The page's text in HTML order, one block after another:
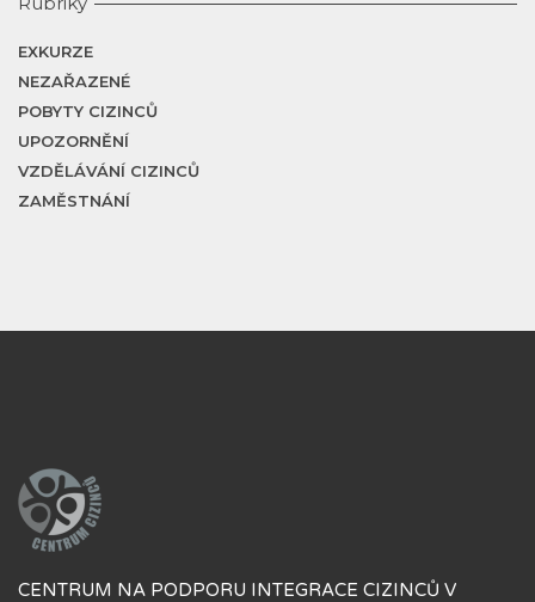
EXKURZE
NEZAŘAZENÉ
POBYTY CIZINCŮ
UPOZORNĚNÍ
VZDĚLÁVÁNÍ CIZINCŮ
ZAMĚSTNÁNÍ
CENTRUM NA PODPORU INTEGRACE CIZINCŮ V